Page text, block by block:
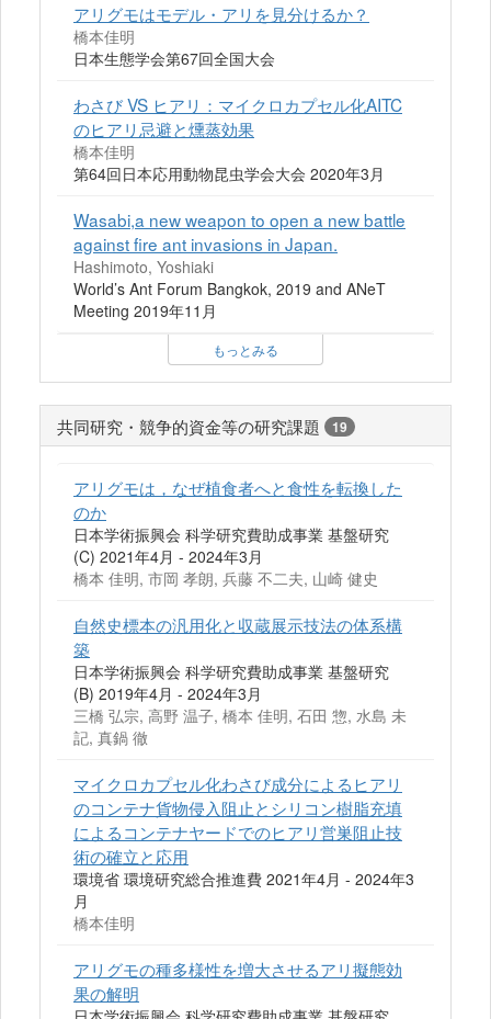
アリグモはモデル・アリを見分けるか？
橋本佳明
日本生態学会第67回全国大会
わさび VS ヒアリ：マイクロカプセル化AITC
のヒアリ忌避と燻蒸効果
橋本佳明
第64回日本応用動物昆虫学会大会 2020年3月
Wasabi,a new weapon to open a new battle
against fire ant invasions in Japan.
Hashimoto, Yoshiaki
World’s Ant Forum Bangkok, 2019 and ANeT
Meeting 2019年11月
もっとみる
共同研究・競争的資金等の研究課題 19
アリグモは，なぜ植食者へと食性を転換した
のか
日本学術振興会 科学研究費助成事業 基盤研究
(C) 2021年4月 - 2024年3月
橋本 佳明, 市岡 孝朗, 兵藤 不二夫, 山崎 健史
自然史標本の汎用化と収蔵展示技法の体系構
築
日本学術振興会 科学研究費助成事業 基盤研究
(B) 2019年4月 - 2024年3月
三橋 弘宗, 高野 温子, 橋本 佳明, 石田 惣, 水島 未
記, 真鍋 徹
マイクロカプセル化わさび成分によるヒアリ
のコンテナ貨物侵入阻止とシリコン樹脂充填
によるコンテナヤードでのヒアリ営巣阻止技
術の確立と応用
環境省 環境研究総合推進費 2021年4月 - 2024年3
月
橋本佳明
アリグモの種多様性を増大させるアリ擬態効
果の解明